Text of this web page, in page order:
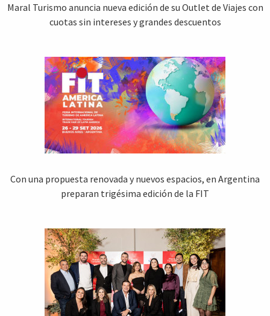
Maral Turismo anuncia nueva edición de su Outlet de Viajes con
cuotas sin intereses y grandes descuentos
Con una propuesta renovada y nuevos espacios, en Argentina
preparan trigésima edición de la FIT